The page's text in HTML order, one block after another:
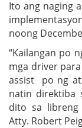
Ito ang naging
noong
“Kailangan po
mga driver
assist po ng
natin direktiba
dito sa libreng
Atty. Robert